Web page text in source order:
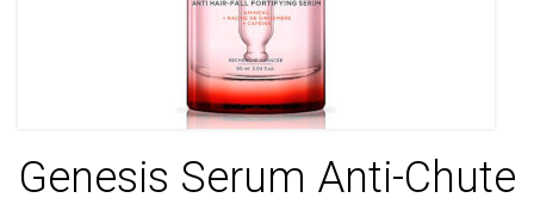
Genesis Serum Anti-Chute